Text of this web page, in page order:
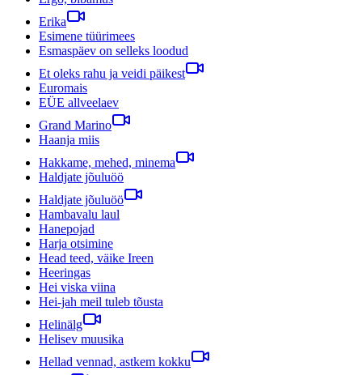
Erika
Esimene tüürimees
Esmaspäev on selleks loodud
Et oleks rahu ja veidi päikest
Euromais
EÜE allveelaev
Grand Marino
Haanja miis
Hakkame, mehed, minema
Haldjate jõuluöö
Haldjate jõuluöö
Hambavalu laul
Hanepojad
Harja otsimine
Head teed, väike Ireen
Heeringas
Hei viska viina
Hei-jah meil tuleb tõusta
Helinälg
Helisev muusika
Hellad vennad, astkem kokku